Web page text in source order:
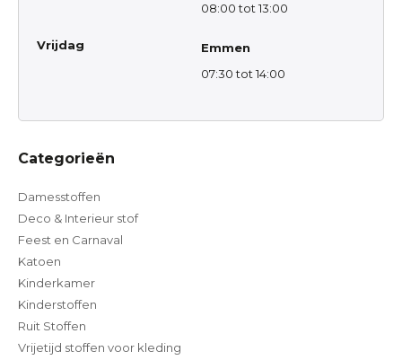
08:00 tot 13:00
Vrijdag
Emmen
07:30 tot 14:00
Categorieën
Damesstoffen
Deco & Interieur stof
Feest en Carnaval
Katoen
Kinderkamer
Kinderstoffen
Ruit Stoffen
Vrijetijd stoffen voor kleding